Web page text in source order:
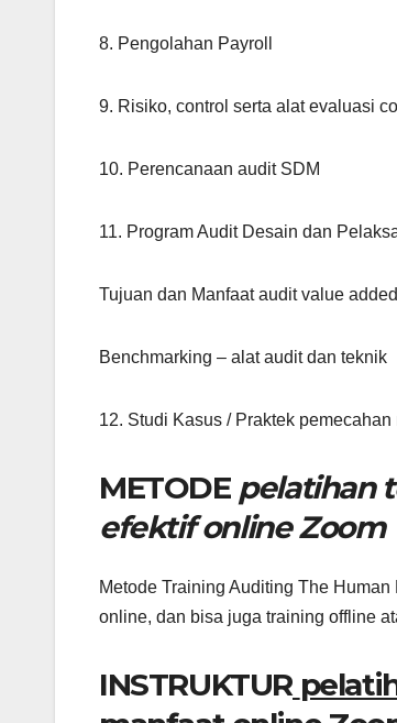
8. Pengolahan Payroll
9. Risiko, control serta alat evaluasi
10. Perencanaan audit SDM
11. Program Audit Desain dan
Tujuan dan Manfaat audit value added
Benchmarking – alat audit dan teknik
12. Studi Kasus / Praktek
METODE pelatihan
efektif online Zoom
Metode Training Auditing The
online, dan bisa juga training offline
INSTRUKTUR